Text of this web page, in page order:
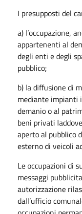
I presupposti del
a) l’occupazione,
appartenenti al
degli enti e degli
pubblico;
b) la diffusione di
mediante impianti
demanio o al
beni privati
aperto al pubblico
esterno di veicoli
Le occupazioni di
messaggi
autorizzazione
dall’ufficio